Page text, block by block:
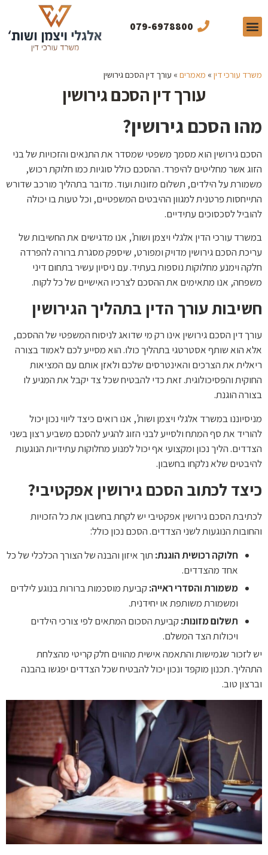
079-6978800
משרד עורכי דין » מאמרים » עורך דין הסכם גירושין
עורך דין הסכם גירושין
מהו הסכם גירושין?
הסכם גירושין הוא מסמך משפטי שמסדר את התנאים והזכויות של בני
הזוג אשר מחליטים להיפרד. ההסכם כולל סוגיות כמו חלוקת רכוש,
משמורת על הילדים, תשלום מזונות ועוד. מדובר בתהליך מורכב שדורש
התייחסות פרטנית למגוון ההיבטים המשפטיים, וכל טעות בו יכולה
להוביל לסכסוכים עתידיים.
במשרד עורכי הדין אלגלי ויצמן ושות', אנו מדגישים את החשיבות של
עריכת הסכם גירושין מדויק ומפורט, שיספק מסגרת ברורה להפרדה
חלקה וימנע מחלוקות נוספות בעתיד. עם ניסיון עשיר בתחום דיני
משפחה, אנו מתאימים את ההסכם לצרכיו האישיים של כל לקוח.
חשיבות עורך הדין בתהליך הגירושין
עורך דין הסכם גירושין אינו רק מי שדואג לניסוח המשפטי של ההסכם,
אלא הוא שותף אסטרטגי בתהליך כולו. הוא מסייע לכם לאמוד בצורה
ריאלית את הצרכים והאינטרסים שלכם ולאזן אותם עם המציאות
החוקית והפסיכולוגית. זאת כדי להבטיח שכל צד יקבל את המגיע לו
בצורה הוגנת.
מניסיוננו במשרד אלגלי ויצמן ושות', אנו רואים כיצד ליווי נכון יכול
להוריד את סף המתח ולסייע לבני הזוג להגיע להסכם משביע רצון בשני
הצדדים. הליך נכון ומקצועי אף יכול למנוע מחלוקות עתידיות הנוגעות
להיבטים שלא נלקחו בחשבון.
כיצד לכתוב הסכם גירושין אפקטיבי?
לכתיבת הסכם גירושין אפקטיבי יש לקחת בחשבון את כל הזכויות
והחובות הנוגעות לשני הצדדים. הסכם נכון כולל:
חלוקה רכושית הוגנת: תוך איזון והבנה של הצורך הכלכלי של כל
אחד מהצדדים.
משמורת והסדרי ראייה:קביעת מוסכמות ברורות בנוגע לילדים
ומשמורת משותפת או יחידנית.
תשלום מזונות:קביעת הסכום המתאים לפי צורכי הילדים
ויכולות הצד המשלם.
יש לזכור שגמישות והתאמה אישית מהווים חלק קריטי מהצלחת
התהליך. תכנון מוקפד ונכון יכול להבטיח שכל הצדדים יפגשו בהבנה
וברצון טוב.